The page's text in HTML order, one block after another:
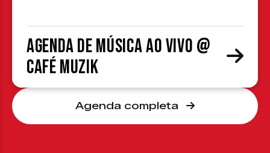
Agenda de Música ao Vivo @
Café Muzik
Agenda completa